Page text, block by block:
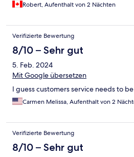
Robert, Aufenthalt von 2 Nächten
Verifizierte Bewertung
8/10 – Sehr gut
5. Feb. 2024
Mit Google übersetzen
I guess customers service needs to
Carmen Melissa, Aufenthalt von 2
Verifizierte Bewertung
8/10 – Sehr gut